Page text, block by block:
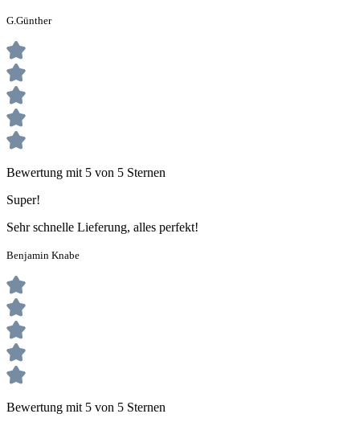
G.Günther
Bewertung mit 5 von 5 Sternen
Super!
Sehr schnelle Lieferung, alles perfekt!
Benjamin Knabe
Bewertung mit 5 von 5 Sternen